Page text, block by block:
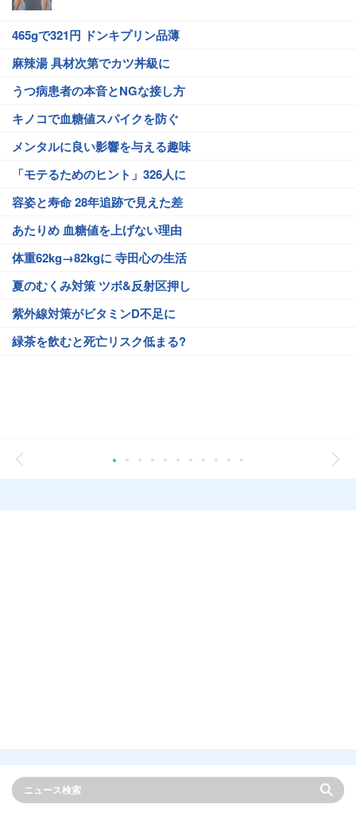
465gで321円 ドンキプリン品薄
麻辣湯 具材次第でカツ丼級に
うつ病患者の本音とNGな接し方
キノコで血糖値スパイクを防ぐ
メンタルに良い影響を与える趣味
「モテるためのヒント」326人に
容姿と寿命 28年追跡で見えた差
あたりめ 血糖値を上げない理由
体重62kg→82kgに 寺田心の生活
夏のむくみ対策 ツボ&反射区押し
紫外線対策がビタミンD不足に
緑茶を飲むと死亡リスク低まる?